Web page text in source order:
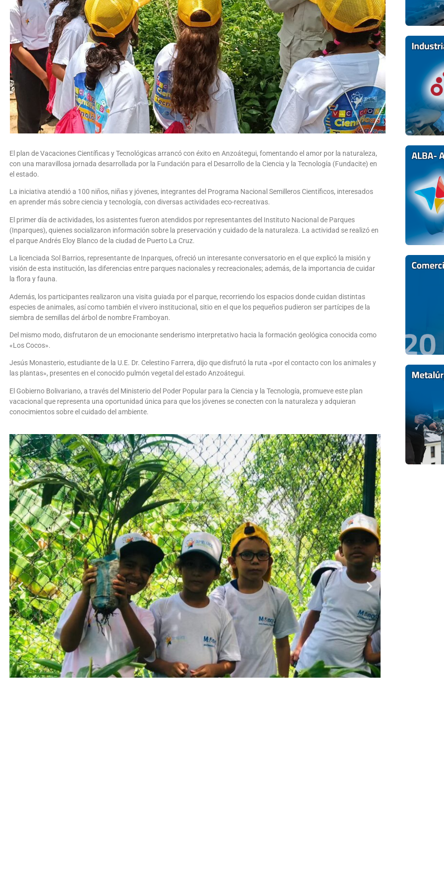
El plan de Vacaciones Científicas y Tecnológicas arrancó con éxito en Anzoátegui, fomentando el amor por la naturaleza,
con una maravillosa jornada desarrollada por la Fundación para el Desarrollo de la Ciencia y la Tecnología (Fundacite) en
el estado.
La iniciativa atendió a 100 niños, niñas y jóvenes, integrantes del Programa Nacional Semilleros Científicos, interesados
en aprender más sobre ciencia y tecnología, con diversas actividades eco-recreativas.
El primer día de actividades, los asistentes fueron atendidos por representantes del Instituto Nacional de Parques
(Inparques), quienes socializaron información sobre la preservación y cuidado de la naturaleza. La actividad se realizó en
el parque Andrés Eloy Blanco de la ciudad de Puerto La Cruz.
La licenciada Sol Barrios, representante de Inparques, ofreció un interesante conversatorio en el que explicó la misión y
visión de esta institución, las diferencias entre parques nacionales y recreacionales; además, de la importancia de cuidar
la flora y fauna.
Además, los participantes realizaron una visita guiada por el parque, recorriendo los espacios donde cuidan distintas
especies de animales, así como también el vivero institucional, sitio en el que los pequeños pudieron ser partícipes de la
siembra de semillas del árbol de nombre Framboyan.
Del mismo modo, disfrutaron de un emocionante senderismo interpretativo hacia la formación geológica conocida como
«Los Cocos».
Jesús Monasterio, estudiante de la U.E. Dr. Celestino Farrera, dijo que disfrutó la ruta «por el contacto con los animales y
las plantas», presentes en el conocido pulmón vegetal del estado Anzoátegui.
El Gobierno Bolivariano, a través del Ministerio del Poder Popular para la Ciencia y la Tecnología, promueve este plan
vacacional que representa una oportunidad única para que los jóvenes se conecten con la naturaleza y adquieran
conocimientos sobre el cuidado del ambiente.